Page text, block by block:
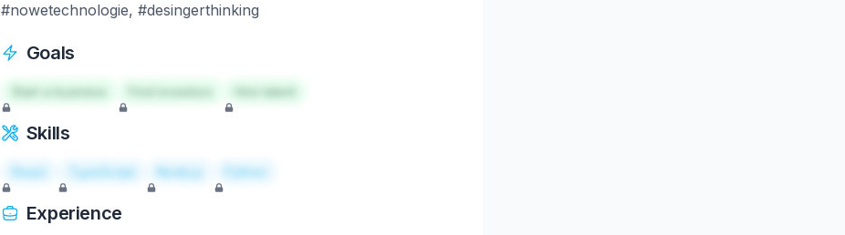
#nowetechnologie, #desingerthinking
Goals
Start a business Hire talent
Skills
React TypeScript Node.js Python
Experience